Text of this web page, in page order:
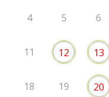
4 5 6
11 12 13
18 19 20